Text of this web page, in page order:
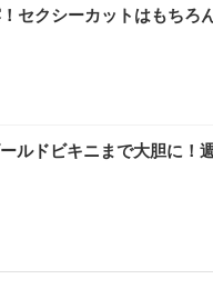
セクシーカットはもちろ
ルドビキニまで大胆に！